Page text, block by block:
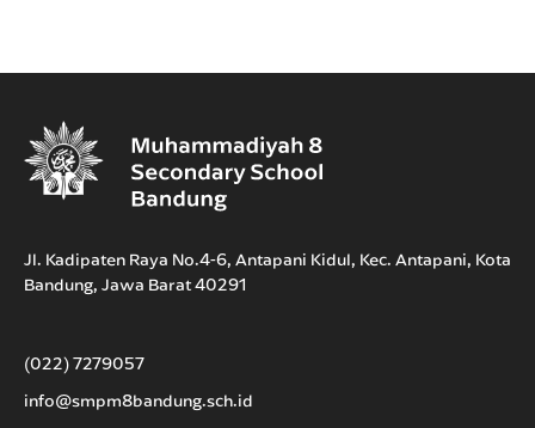
Jl. Kadipaten Raya No.4-6, Antapani Kidul, Kec. Antapani, Kota
Bandung, Jawa Barat 40291
(022) 7279057
info@smpm8bandung.sch.id